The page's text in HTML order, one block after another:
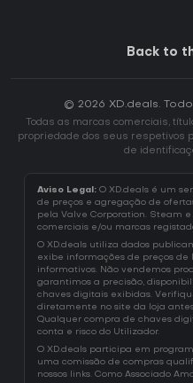
Back to
© 2026 XD.deals.
Todas as marcas comerciais,
propriedade dos seus respetivos
de
Aviso Legal: O XD.deals é um
de preços e agregação de
pela Valve Corporation. Steam
comerciais e/ou marcas
O XD.deals utiliza dados
exibe informações de preços de
informativos. Não vendemos
garantimos a precisão,
chaves digitais exibidas.
diretamente no site da loja
Qualquer compra de chaves
conta e risco do Utilizador.
O XD.deals participa em
uma comissão de compras
nossos links. Como Associado